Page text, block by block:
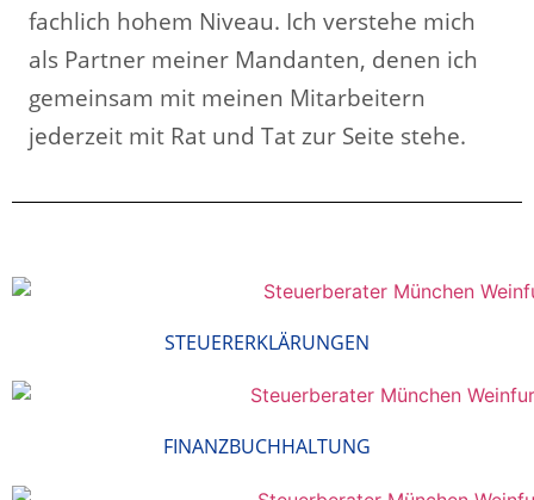
fachlich hohem Niveau. Ich verstehe mich
als Partner meiner Mandanten, denen ich
gemeinsam mit meinen Mitarbeitern
jederzeit mit Rat und Tat zur Seite stehe.
STEUERERKLÄRUNGEN
FINANZBUCHHALTUNG